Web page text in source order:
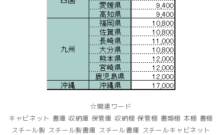
☆関連ワード
キャビネット 書庫 収納庫 保管庫 収納棚 保管棚 書類棚 本棚 書棚
スチール製 スチール製書庫 スチール書庫 スチールキャビネット